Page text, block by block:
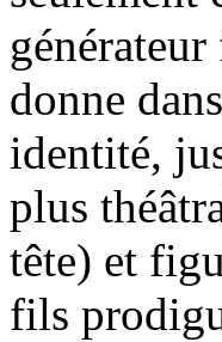
donne
identité,
plus
tête) et
fils